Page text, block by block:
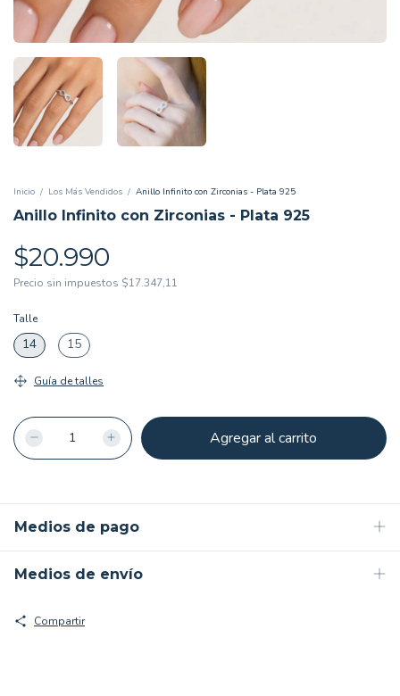
Inicio / Los Más Vendidos / Anillo Infinito con Zirconias - Plata 925
Anillo Infinito con Zirconias - Plata 925
$20.990
Precio sin impuestos $17.347,11
Talle
14 15
Guía de talles
Medios de pago
Medios de envío
Compartir